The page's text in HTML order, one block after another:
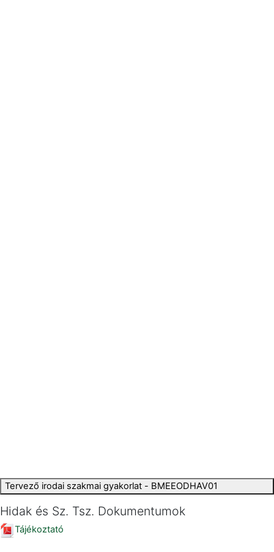
Tervező irodai szakmai gyakorlat - BMEEODHAV01
Hidak és Sz. Tsz. Dokumentumok
Tájékoztató